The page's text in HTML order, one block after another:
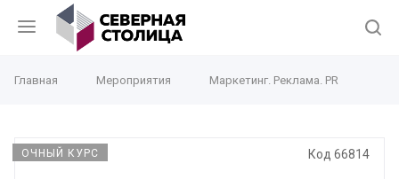
Главная Мероприятия Маркетинг. Реклама. PR
ОЧНЫЙ КУРС Код 66814